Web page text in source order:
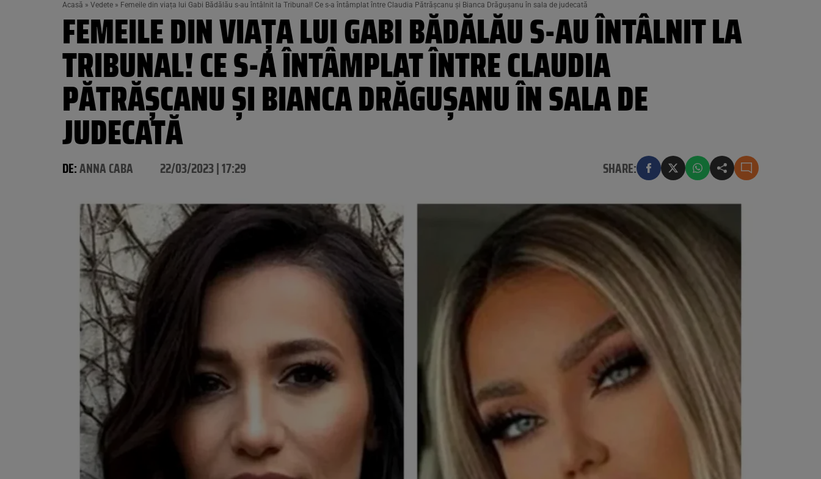
Acasă » Vedete » Femeile din viața lui Gabi Bădălău s-au întâlnit la Tribunal! Ce s-a întâmplat între Claudia Pătrășcanu și Bianca Drăgușanu în sala de judecată
FEMEILE DIN VIAȚA LUI GABI BĂDĂLĂU S-AU ÎNTÂLNIT LA
TRIBUNAL! CE S-A ÎNTÂMPLAT ÎNTRE CLAUDIA
PĂTRĂȘCANU ȘI BIANCA DRĂGUȘANU ÎN SALA DE
JUDECATĂ
DE:ANNA CABA 22/03/2023 | 17:29 SHARE: